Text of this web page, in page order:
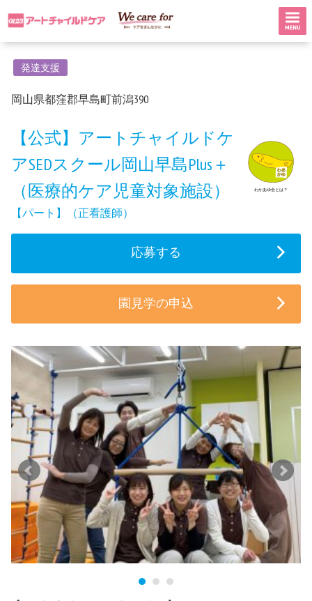
発達支援
岡山県都窪郡早島町前潟390
【公式】アートチャイルドケ
アSEDスクール岡山早島Plus＋
（医療的ケア児童対象施設）
わかあゆ会とは？
【パート】（正看護師）
応募する
園見学の申込